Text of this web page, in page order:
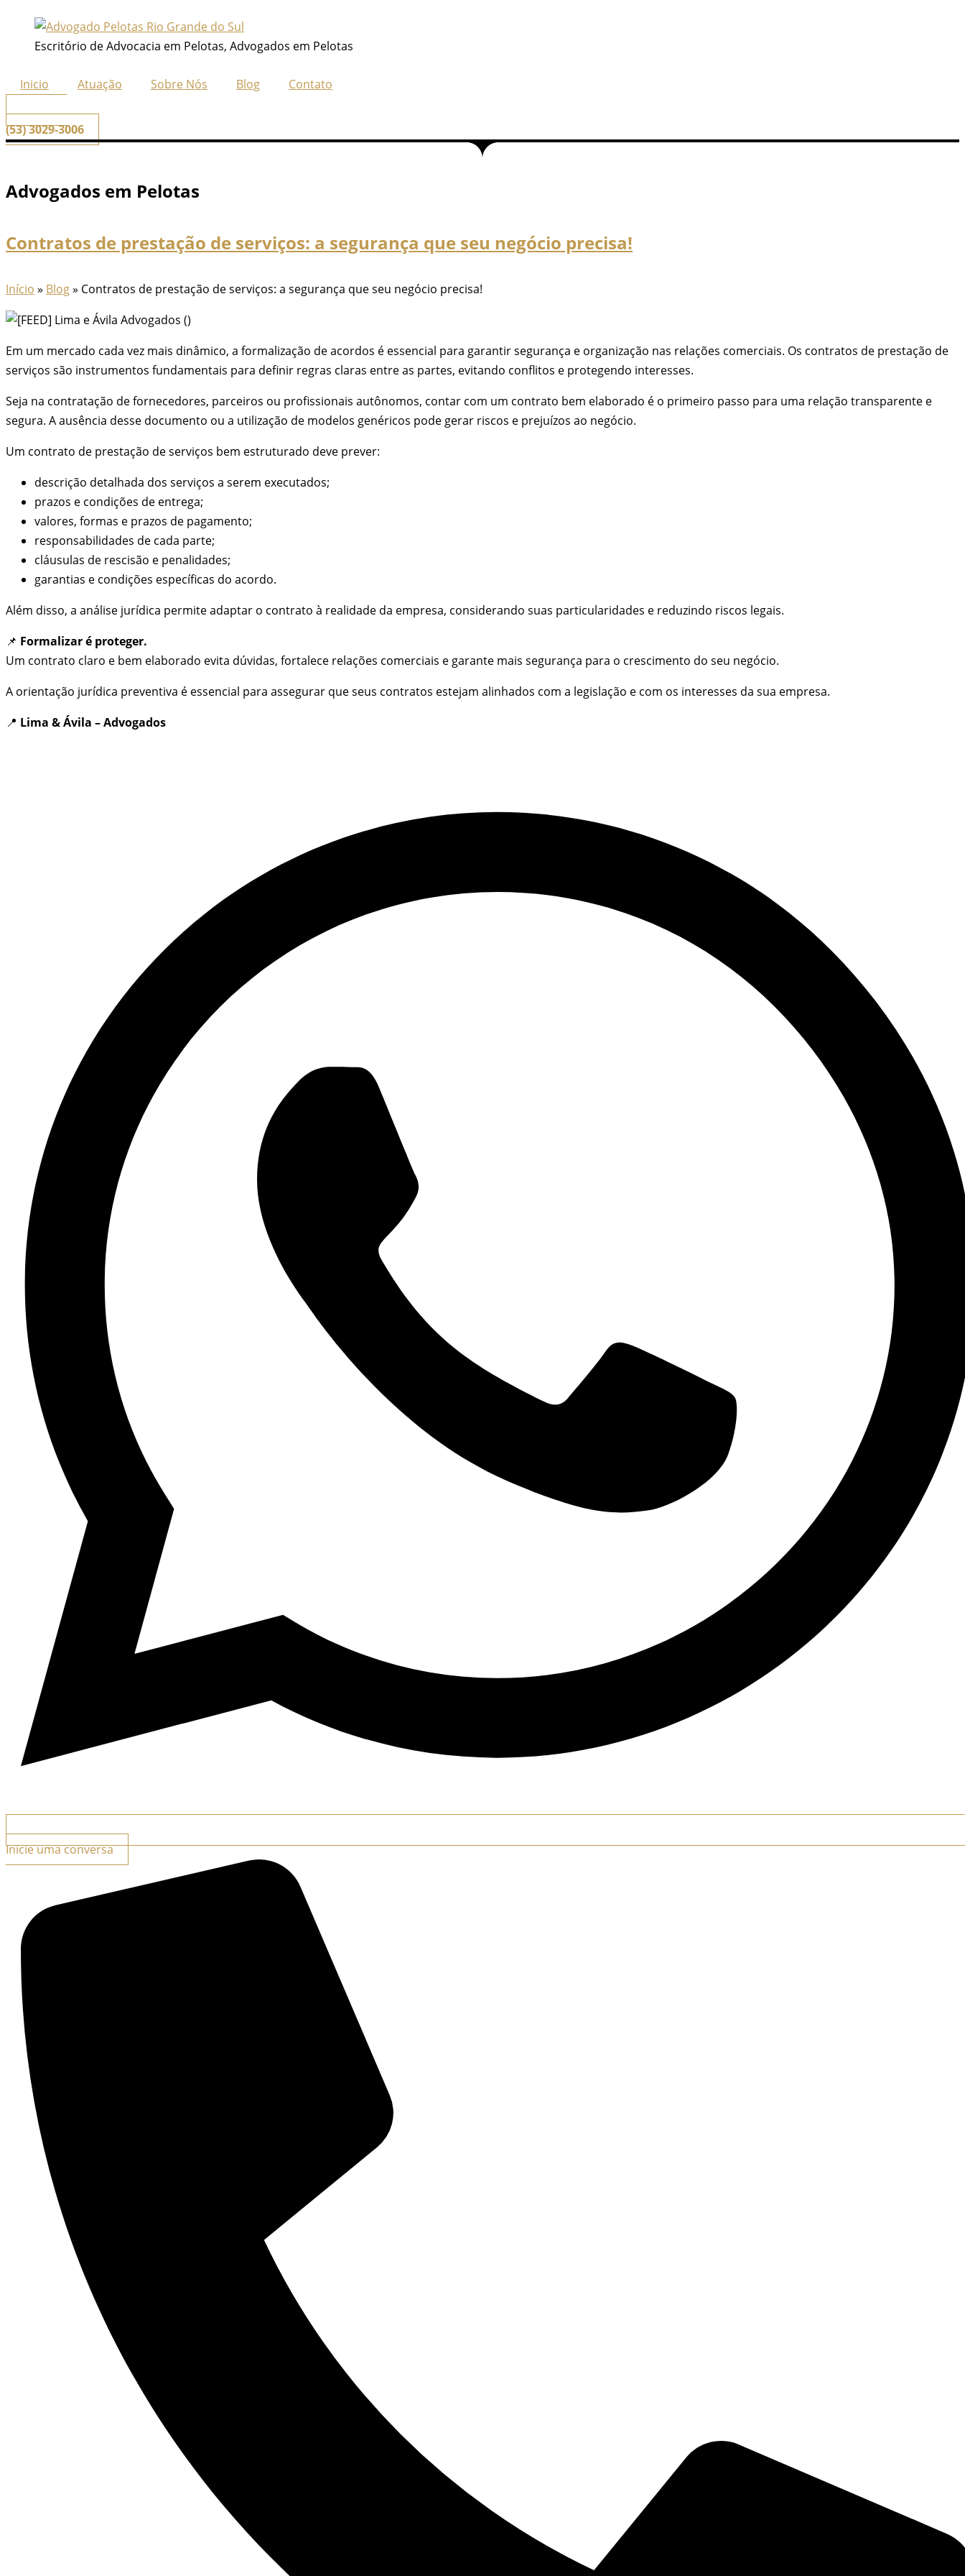
Escritório de Advocacia em Pelotas, Advogados em Pelotas
Inicio Atuação Sobre Nós Blog Contato
(53) 3029-3006
Advogados em Pelotas
Contratos de prestação de serviços: a segurança que seu negócio precisa!
Início » Blog» Contratos de prestação de serviços: a segurança que seu negócio precisa!
Em um mercado cada vez mais dinâmico, a formalização de acordos é essencial para garantir segurança e organização nas relações comerciais. Os contratos de prestação de
serviços são instrumentos fundamentais para definir regras claras entre as partes, evitando conflitos e protegendo interesses.
Seja na contratação de fornecedores, parceiros ou profissionais autônomos, contar com um contrato bem elaborado é o primeiro passo para uma relação transparente e
segura. A ausência desse documento ou a utilização de modelos genéricos pode gerar riscos e prejuízos ao negócio.
Um contrato de prestação de serviços bem estruturado deve prever:
descrição detalhada dos serviços a serem executados;
prazos e condições de entrega;
valores, formas e prazos de pagamento;
responsabilidades de cada parte;
cláusulas de rescisão e penalidades;
garantias e condições específicas do acordo.
Além disso, a análise jurídica permite adaptar o contrato à realidade da empresa, considerando suas particularidades e reduzindo riscos legais.
📌 Formalizar é proteger.
Um contrato claro e bem elaborado evita dúvidas, fortalece relações comerciais e garante mais segurança para o crescimento do seu negócio.
A orientação jurídica preventiva é essencial para assegurar que seus contratos estejam alinhados com a legislação e com os interesses da sua empresa.
📍 Lima & Ávila – Advogados
Inicie uma conversa